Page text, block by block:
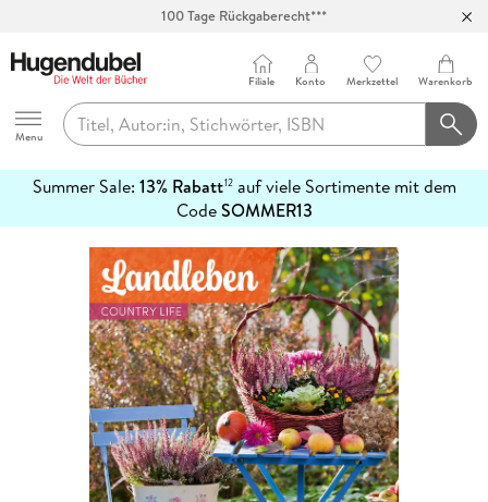
Hugendubel
Menu
Filiale Konto Merkzettel Warenkorb
Summer Sale: 13% Rabatt12auf viele Sortimente mit dem
CodeSOMMER13
erfahren